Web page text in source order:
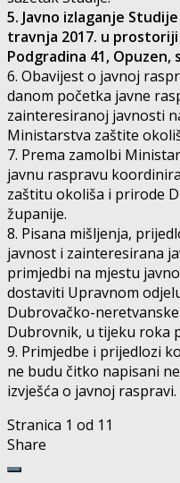
5. Javno izlaganje
travnja 2017. u
Podgradina 41, Opuzen,
6. Obavijest o javnoj
danom početka javne
zainteresiranoj javnosti
Ministarstva zaštite
7. Prema zamolbi
javnu raspravu
zaštitu okoliša i prirode
županije.
8. Pisana mišljenja,
javnost i zainteresirana
primjedbi na mjestu
dostaviti Upravnom
Dubrovačko-
Dubrovnik, u tijeku roka
9. Primjedbe i prijedlozi
ne budu čitko napisani
izvješća o javnoj raspravi.
Stranica 1 od 1 1
Share